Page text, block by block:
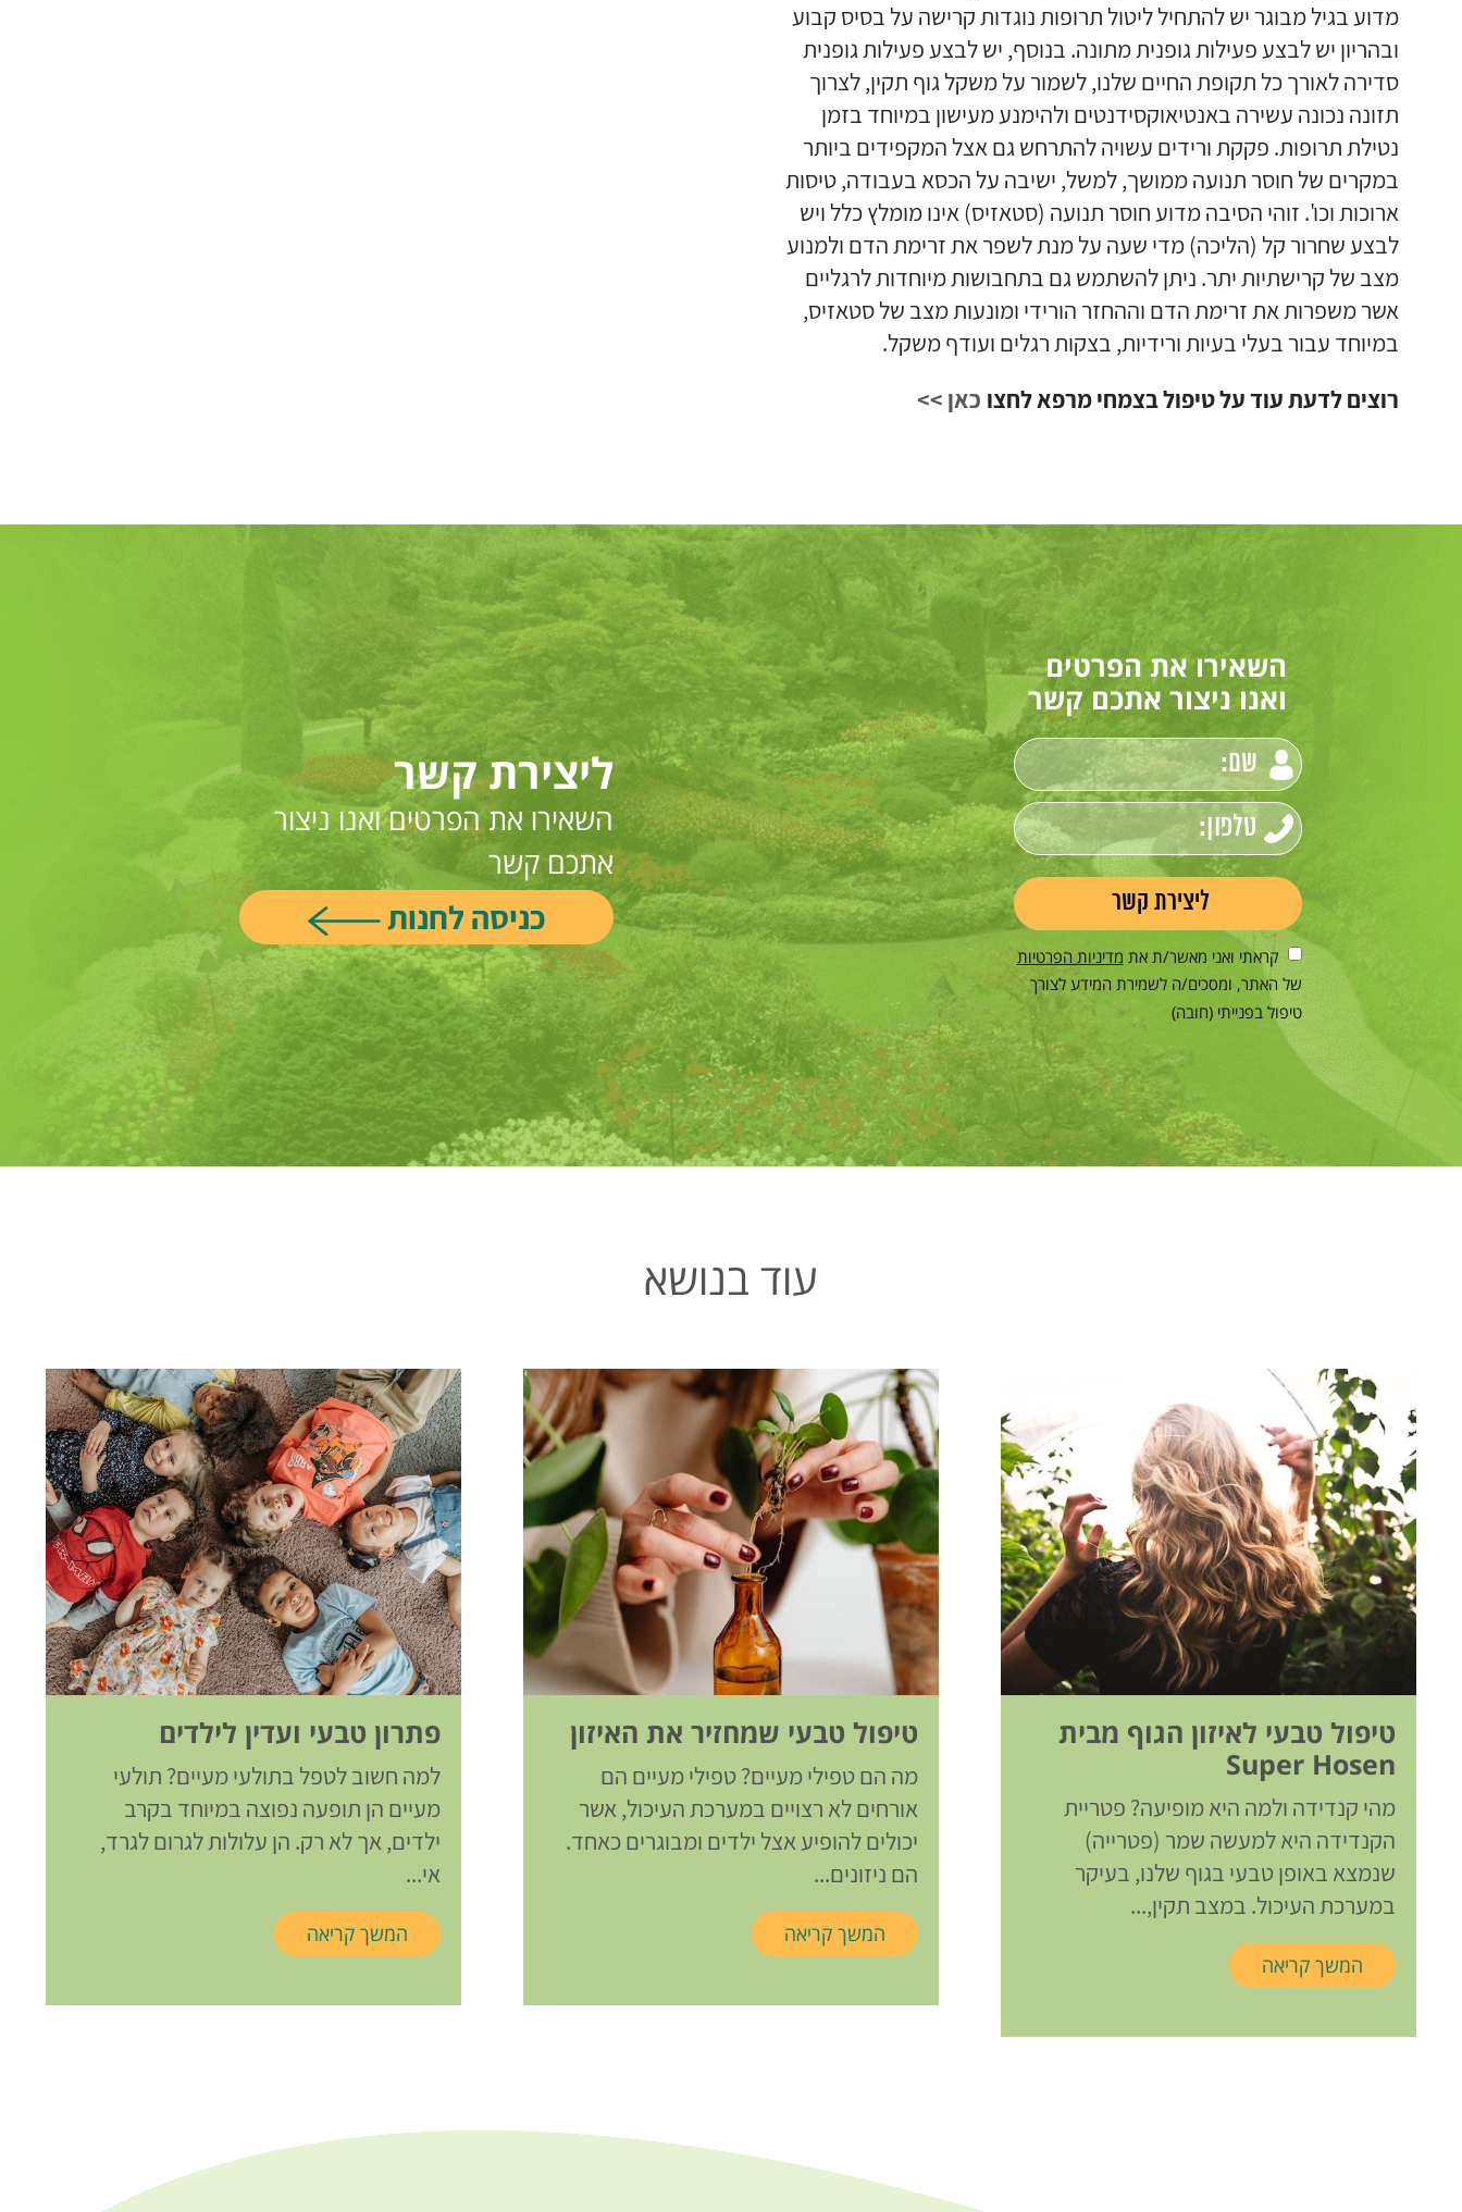
מדוע בגיל מבוגר יש להתחיל ליטול תרופות נוגדות קרישה על בסיס קבוע
ובהריון יש לבצע פעילות גופנית מתונה. בנוסף, יש לבצע פעילות גופנית
סדירה לאורך כל תקופת החיים שלנו, לשמור על משקל גוף תקין, לצרוך
תזונה נכונה עשירה באנטיאוקסידנטים ולהימנע מעישון במיוחד בזמן
נטילת תרופות. פקקת ורידים עשויה להתרחש גם אצל המקפידים ביותר
במקרים של חוסר תנועה ממושך, למשל, ישיבה על הכסא בעבודה, טיסות
ארוכות וכו'. זוהי הסיבה מדוע חוסר תנועה (סטאזיס) אינו מומלץ כלל ויש
לבצע שחרור קל (הליכה) מדי שעה על מנת לשפר את זרימת הדם ולמנוע
מצב של קרישתיות יתר. ניתן להשתמש גם בתחבושות מיוחדות לרגליים
אשר משפרות את זרימת הדם וההחזר הורידי ומונעות מצב של סטאזיס,
במיוחד עבור בעלי בעיות ורידיות, בצקות רגלים ועודף משקל.
רוצים לדעת עוד על טיפול בצמחי מרפא לחצו כאן >>
השאירו את הפרטים
ואנו ניצור אתכם קשר
קראתי ואני מאשר/ת את מדיניות הפרטיות
של האתר, ומסכים/ה לשמירת המידע לצורך
טיפול בפנייתי (חובה)
ליצירת קשר
השאירו את הפרטים ואנו ניצור
אתכם קשר
כניסה לחנות
עוד בנושא
טיפול טבעי לאיזון הגוף מבית
Super Hosen
מהי קנדידה ולמה היא מופיעה? פטריית
הקנדידה היא למעשה שמר (פטרייה)
שנמצא באופן טבעי בגוף שלנו, בעיקר
במערכת העיכול. במצב תקין,...
המשך קריאה
טיפול טבעי שמחזיר את האיזון
מה הם טפילי מעיים? טפילי מעיים הם
אורחים לא רצויים במערכת העיכול, אשר
יכולים להופיע אצל ילדים ומבוגרים כאחד.
הם ניזונים...
המשך קריאה
פתרון טבעי ועדין לילדים
למה חשוב לטפל בתולעי מעיים? תולעי
מעיים הן תופעה נפוצה במיוחד בקרב
ילדים, אך לא רק. הן עלולות לגרום לגרד,
אי...
המשך קריאה